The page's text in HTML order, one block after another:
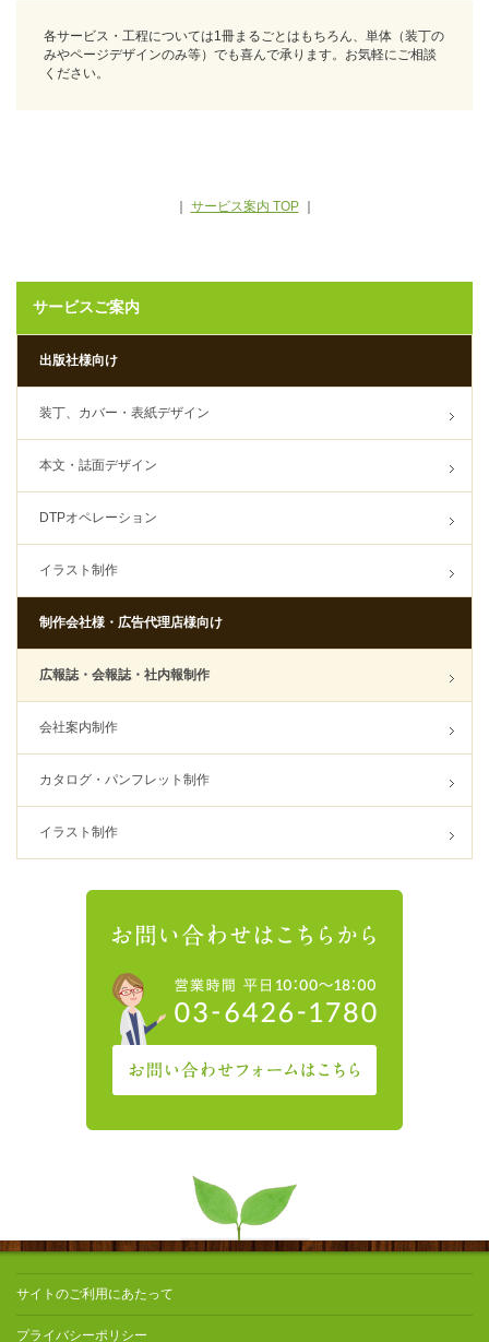
各サービス・工程については1冊まるごとはもちろん、単体（装丁の
みやページデザインのみ等）でも喜んで承ります。お気軽にご相談
ください。
サービス案内 TOP｜
サービスご案内
出版社様向け
装丁、カバー・表紙デザイン
本文・誌面デザイン
DTPオペレーション
イラスト制作
制作会社様・広告代理店様向け
広報誌・会報誌・社内報制作
会社案内制作
カタログ・パンフレット制作
イラスト制作
サイトのご利用にあたって
プライバシーポリシー